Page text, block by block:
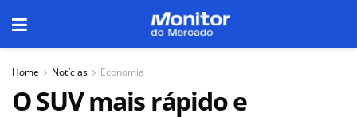
Home Notícias Economia
O SUV mais rápido e